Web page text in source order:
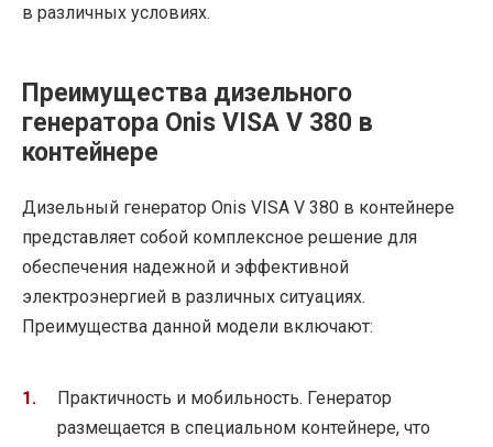
в различных условиях.
Преимущества дизельного
генератора Onis VISA V 380 в
контейнере
Дизельный генератор Onis VISA V 380 в контейнере
представляет собой комплексное решение для
обеспечения надежной и эффективной
электроэнергией в различных ситуациях.
Преимущества данной модели включают:
Практичность и мобильность. Генератор
размещается в специальном контейнере, что